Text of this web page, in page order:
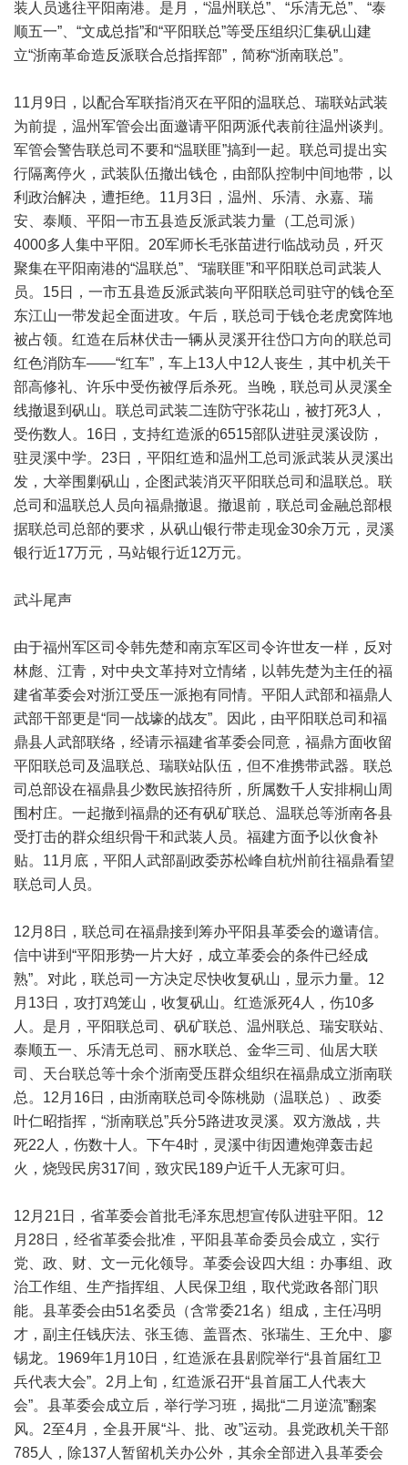
装人员逃往平阳南港。是月，“温州联总”、“乐清无总”、“泰
顺五一”、“文成总指”和“平阳联总”等受压组织汇集矾山建
立“浙南革命造反派联合总指挥部”，简称“浙南联总”。
11月9日，以配合军联指消灭在平阳的温联总、瑞联站武装
为前提，温州军管会出面邀请平阳两派代表前往温州谈判。
军管会警告联总司不要和“温联匪”搞到一起。联总司提出实
行隔离停火，武装队伍撤出钱仓，由部队控制中间地带，以
利政治解决，遭拒绝。11月3日，温州、乐清、永嘉、瑞
安、泰顺、平阳一市五县造反派武装力量（工总司派）
4000多人集中平阳。20军师长毛张苗进行临战动员，歼灭
聚集在平阳南港的“温联总”、“瑞联匪”和平阳联总司武装人
员。15日，一市五县造反派武装向平阳联总司驻守的钱仓至
东江山一带发起全面进攻。午后，联总司于钱仓老虎窝阵地
被占领。红造在后林伏击一辆从灵溪开往岱口方向的联总司
红色消防车——“红车”，车上13人中12人丧生，其中机关干
部高修礼、许乐中受伤被俘后杀死。当晚，联总司从灵溪全
线撤退到矾山。联总司武装二连防守张花山，被打死3人，
受伤数人。16日，支持红造派的6515部队进驻灵溪设防，
驻灵溪中学。23日，平阳红造和温州工总司派武装从灵溪出
发，大举围剿矾山，企图武装消灭平阳联总司和温联总。联
总司和温联总人员向福鼎撤退。撤退前，联总司金融总部根
据联总司总部的要求，从矾山银行带走现金30余万元，灵溪
银行近17万元，马站银行近12万元。
武斗尾声
由于福州军区司令韩先楚和南京军区司令许世友一样，反对
林彪、江青，对中央文革持对立情绪，以韩先楚为主任的福
建省革委会对浙江受压一派抱有同情。平阳人武部和福鼎人
武部干部更是“同一战壕的战友”。因此，由平阳联总司和福
鼎县人武部联络，经请示福建省革委会同意，福鼎方面收留
平阳联总司及温联总、瑞联站队伍，但不准携带武器。联总
司总部设在福鼎县少数民族招待所，所属数千人安排桐山周
围村庄。一起撤到福鼎的还有矾矿联总、温联总等浙南各县
受打击的群众组织骨干和武装人员。福建方面予以伙食补
贴。11月底，平阳人武部副政委苏松峰自杭州前往福鼎看望
联总司人员。
12月8日，联总司在福鼎接到筹办平阳县革委会的邀请信。
信中讲到“平阳形势一片大好，成立革委会的条件已经成
熟”。对此，联总司一方决定尽快收复矾山，显示力量。12
月13日，攻打鸡笼山，收复矾山。红造派死4人，伤10多
人。是月，平阳联总司、矾矿联总、温州联总、瑞安联站、
泰顺五一、乐清无总司、丽水联总、金华三司、仙居大联
司、天台联总等十余个浙南受压群众组织在福鼎成立浙南联
总。12月16日，由浙南联总司令陈桃勋（温联总）、政委
叶仁昭指挥，“浙南联总”兵分5路进攻灵溪。双方激战，共
死22人，伤数十人。下午4时，灵溪中街因遭炮弹轰击起
火，烧毁民房317间，致灾民189户近千人无家可归。
12月21日，省革委会首批毛泽东思想宣传队进驻平阳。12
月28日，经省革委会批准，平阳县革命委员会成立，实行
党、政、财、文一元化领导。革委会设四大组：办事组、政
治工作组、生产指挥组、人民保卫组，取代党政各部门职
能。县革委会由51名委员（含常委21名）组成，主任冯明
才，副主任钱庆法、张玉德、盖晋杰、张瑞生、王允中、廖
锡龙。1969年1月10日，红造派在县剧院举行“县首届红卫
兵代表大会”。2月上旬，红造派召开“县首届工人代表大
会”。县革委会成立后，举行学习班，揭批“二月逆流”翻案
风。2至4月，全县开展“斗、批、改”运动。县党政机关干部
785人，除137人暂留机关办公外，其余全部进入县革委会